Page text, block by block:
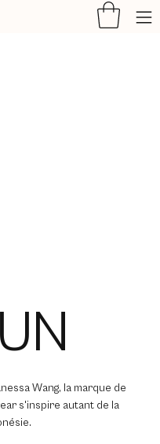
Wang, la marque de
s'inspire autant de la